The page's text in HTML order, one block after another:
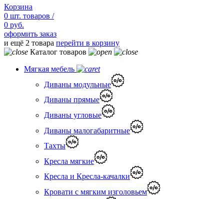
Корзина
0 шт. товаров /
0 руб.
оформить заказ
и ещё 2 товара перейти в корзину
Каталог товаров
Мягкая мебель
Диваны модульные
Диваны прямые
Диваны угловые
Диваны малогабаритные
Тахты
Кресла мягкие
Кресла и Кресла-качалки
Кровати с мягким изголовьем